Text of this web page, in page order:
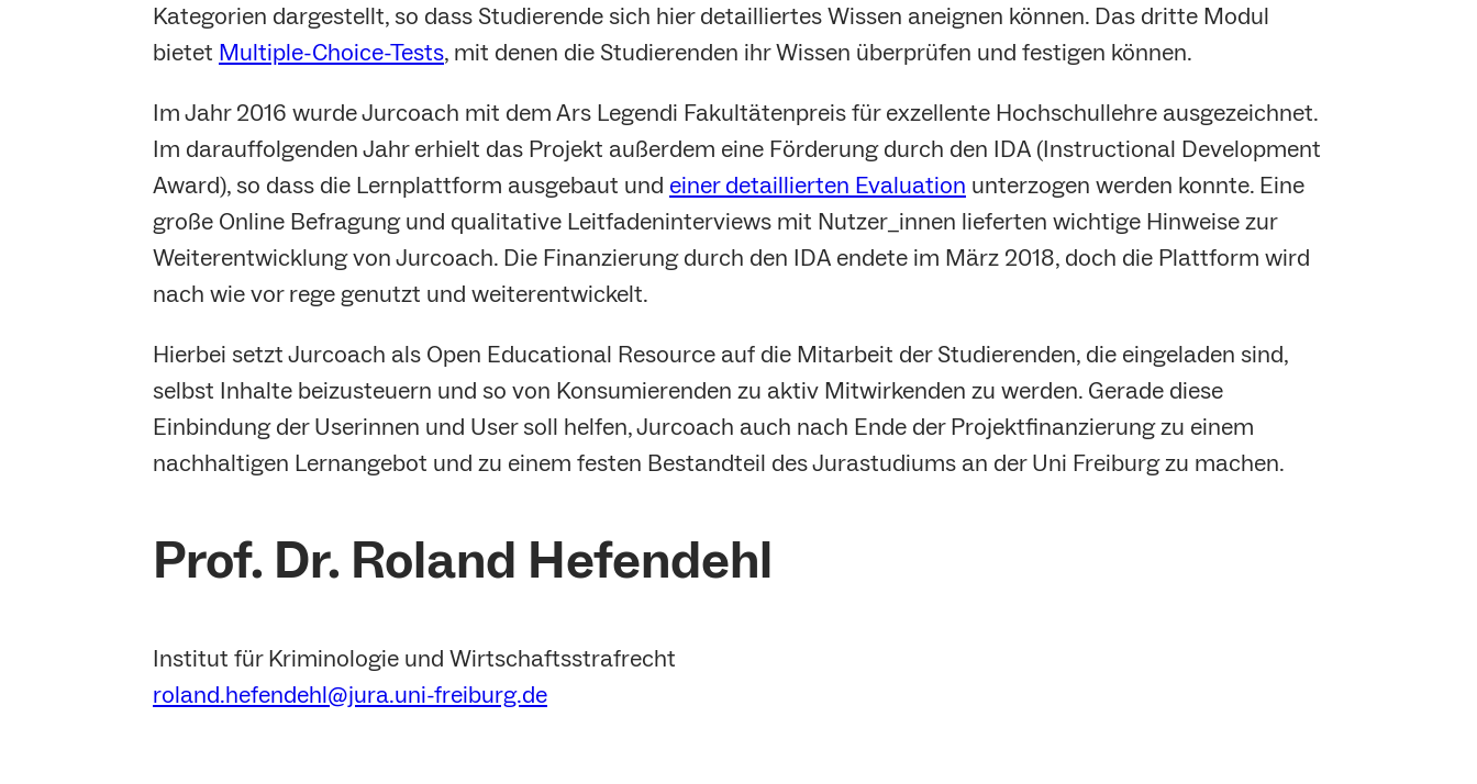
Kategorien dargestellt, so dass Studierende sich hier detailliertes Wissen aneignen können. Das dritte Modul
bietet Multiple-Choice-Tests, mit denen die Studierenden ihr Wissen überprüfen und festigen können.
Im Jahr 2016 wurde Jurcoach mit dem Ars Legendi Fakultätenpreis für exzellente Hochschullehre ausgezeichnet.
Im darauffolgenden Jahr erhielt das Projekt außerdem eine Förderung durch den IDA (Instructional Development
Award), so dass die Lernplattform ausgebaut und einer detaillierten Evaluation unterzogen werden konnte. Eine
große Online Befragung und qualitative Leitfadeninterviews mit Nutzer_innen lieferten wichtige Hinweise zur
Weiterentwicklung von Jurcoach. Die Finanzierung durch den IDA endete im März 2018, doch die Plattform wird
nach wie vor rege genutzt und weiterentwickelt.
Hierbei setzt Jurcoach als Open Educational Resource auf die Mitarbeit der Studierenden, die eingeladen sind,
selbst Inhalte beizusteuern und so von Konsumierenden zu aktiv Mitwirkenden zu werden. Gerade diese
Einbindung der Userinnen und User soll helfen, Jurcoach auch nach Ende der Projektfinanzierung zu einem
nachhaltigen Lernangebot und zu einem festen Bestandteil des Jurastudiums an der Uni Freiburg zu machen.
Prof. Dr. Roland Hefendehl
Institut für Kriminologie und Wirtschaftsstrafrecht
roland.hefendehl@jura.uni-freiburg.de